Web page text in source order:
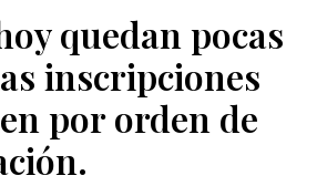
quedan pocas
inscripciones
por orden de